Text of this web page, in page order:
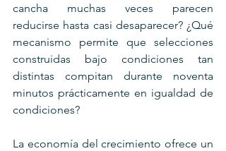
cancha muchas veces parecen
reducirse hasta casi desaparecer? ¿Qué
mecanismo permite que selecciones
construidas bajo condiciones tan
distintas compitan durante noventa
minutos prácticamente en igualdad de
condiciones?
La economía del crecimiento ofrece un